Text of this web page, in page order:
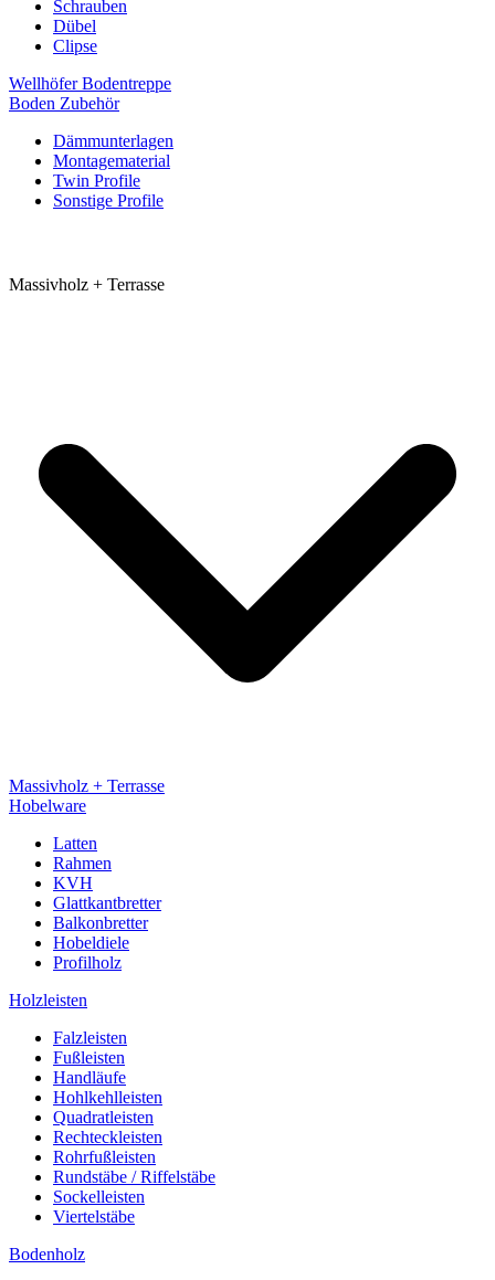
Schrauben
Dübel
Clipse
Wellhöfer Bodentreppe
Boden Zubehör
Dämmunterlagen
Montagematerial
Twin Profile
Sonstige Profile
Massivholz + Terrasse
Massivholz + Terrasse
Hobelware
Latten
Rahmen
KVH
Glattkantbretter
Balkonbretter
Hobeldiele
Profilholz
Holzleisten
Falzleisten
Fußleisten
Handläufe
Hohlkehlleisten
Quadratleisten
Rechteckleisten
Rohrfußleisten
Rundstäbe / Riffelstäbe
Sockelleisten
Viertelstäbe
Bodenholz